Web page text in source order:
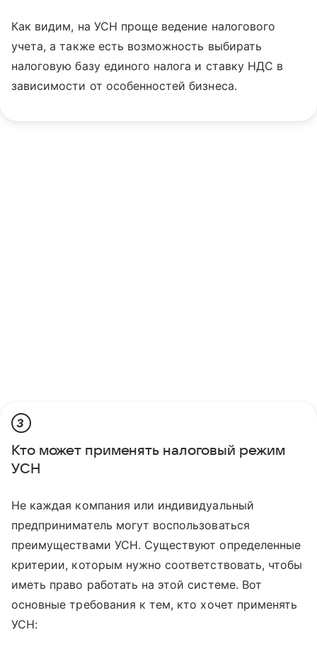
Как видим, на УСН проще ведение налогового
учета, а также есть возможность выбирать
налоговую базу единого налога и ставку НДС в
зависимости от особенностей бизнеса.
3
Кто может применять налоговый режим
УСН
Не каждая компания или индивидуальный
предприниматель могут воспользоваться
преимуществами УСН. Существуют определенные
критерии, которым нужно соответствовать, чтобы
иметь право работать на этой системе. Вот
основные требования к тем, кто хочет применять
УСН: